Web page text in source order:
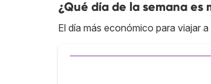
¿Qué día de la semana es
El día más económico para viajar